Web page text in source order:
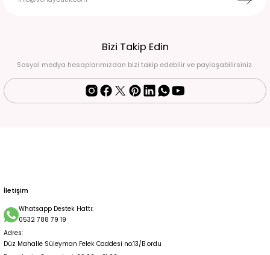
6.500,00 TL
12.900,00 TL
Bej yarım kol fırfırlı V yaka kendinden kemerli asimetrik kesim midi boy günlük
Bizi Takip Edin
Sosyal medya hesaplarımızdan bizi takip edebilir ve paylaşabilirsiniz.
İletişim
Whatsapp Destek Hattı:
0532 788 79 19
Adres:
Düz Mahalle Süleyman Felek Caddesi no:13/B ordu